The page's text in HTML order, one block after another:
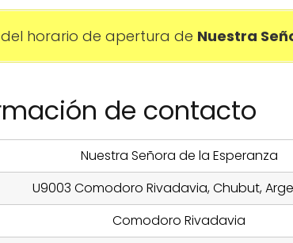
horario de apertura de Nuestra
de contacto
Nuestra Señora de la Esperanza
U9003 Comodoro Rivadavia, Chubut,
Comodoro Rivadavia